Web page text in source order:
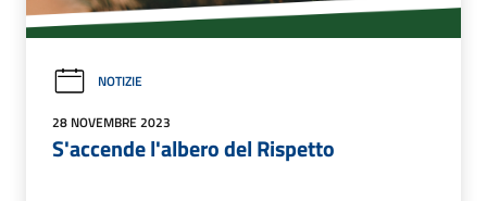
NOTIZIE
28 NOVEMBRE 2023
S'accende l'albero del Rispetto